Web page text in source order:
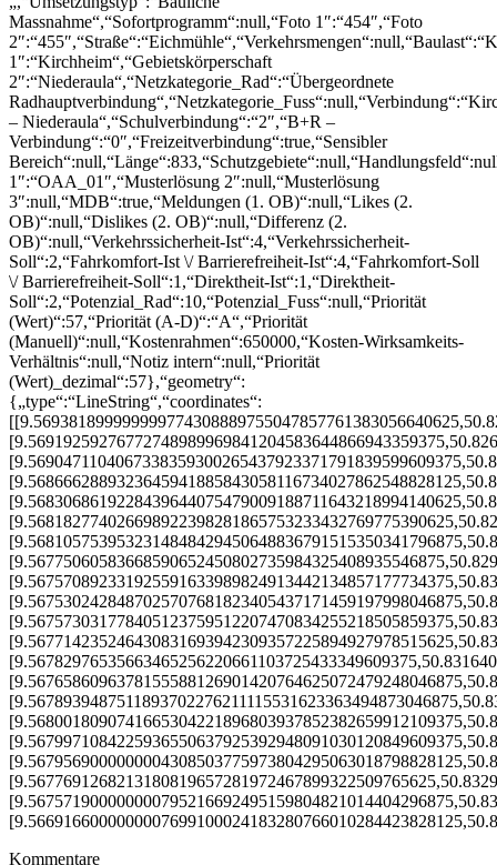
Massnahme“,“Sofortprogramm“:null,“Foto 1″:“454″,“Foto
1″:“Kirchheim“,“Gebietskörperschaft
2″:“Niederaula“,“Netzkategorie_Rad“:“Übergeordnete
– Niederaula“,“Schulverbindung“:“2″,“B+R –
Verbindung“:“0″,“Freizeitverbindung“:true,“Sensibler
1″:“OAA_01″,“Musterlösung 2″:null,“Musterlösung
3″:null,“MDB“:true,“Meldungen (1. OB)“:null,“Likes (2.
OB)“:null,“Dislikes (2. OB)“:null,“Differenz (2.
OB)“:null,“Verkehrssicherheit-Ist“:4,“Verkehrssicherheit-
Soll“:2,“Fahrkomfort-Ist \/ Barrierefreiheit-Ist“:4,“Fahrkomfort-Soll
\/ Barrierefreiheit-Soll“:1,“Direktheit-Ist“:1,“Direktheit-
Soll“:2,“Potenzial_Rad“:10,“Potenzial_Fuss“:null,“Priorität
(Wert)“:57,“Priorität (A-D)“:“A“,“Priorität
(Manuell)“:null,“Kostenrahmen“:650000,“Kosten-Wirksamkeits-
Verhältnis“:null,“Notiz intern“:null,“Priorität
(Wert)_dezimal“:57},“geometry“:
{„type“:“LineString“,“coordinates“:
Kommentare